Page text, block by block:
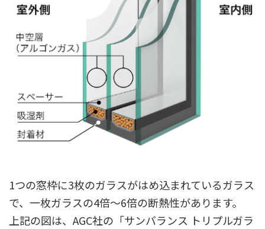
1つの窓枠に3枚のガラスがはめ込まれているガラス
で、一枚ガラスの4倍～6倍の断熱性があります。
上記の図は、AGC社の「サンバランス トリプルガラ